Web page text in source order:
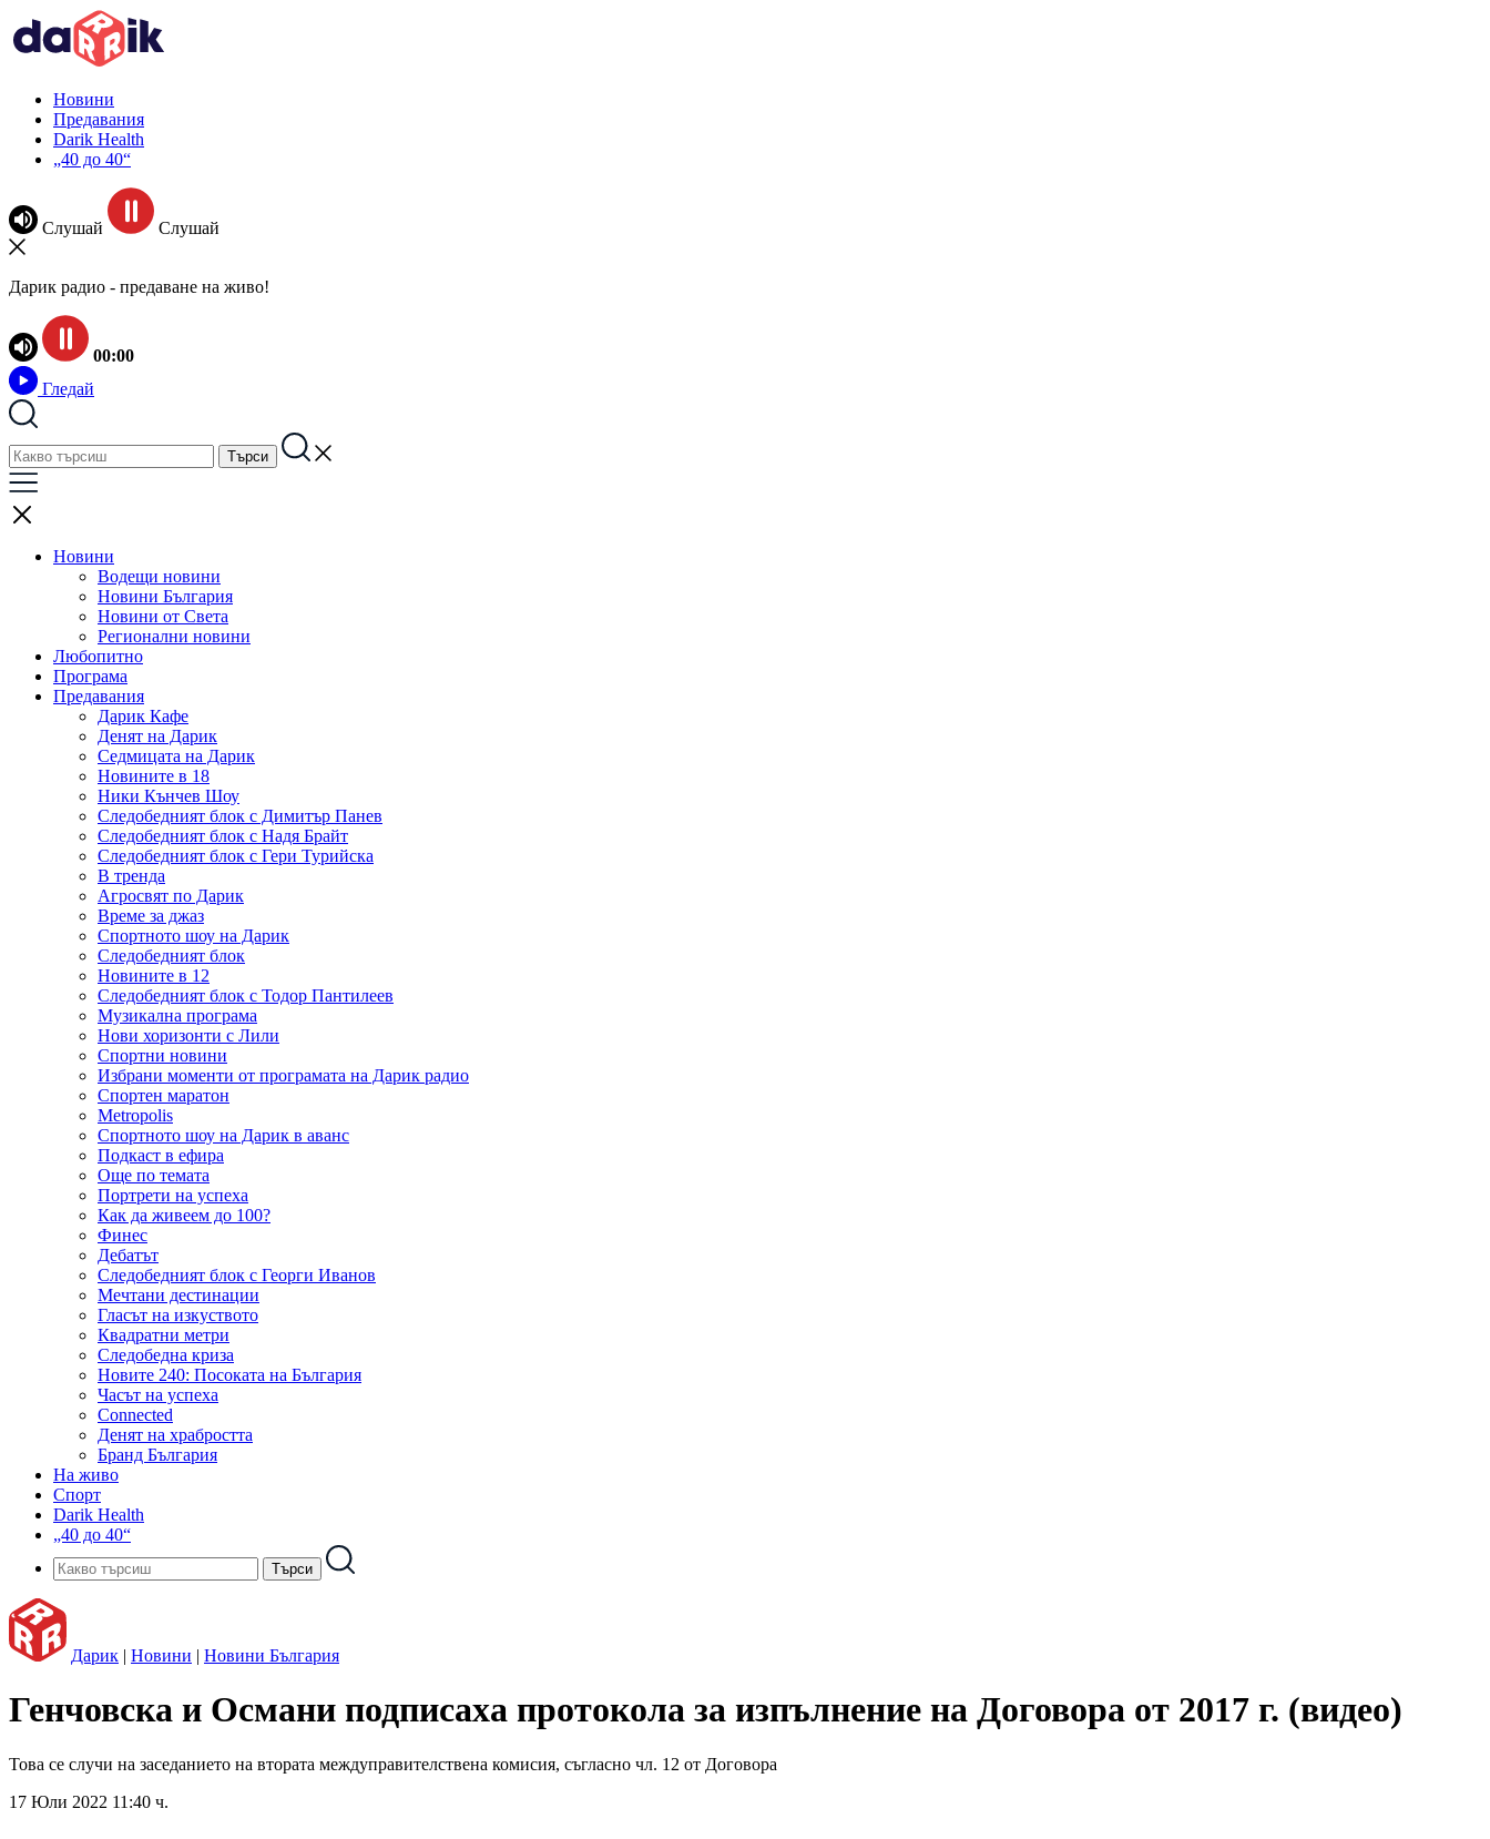
Новини
Предавания
Darik Health
„40 до 40“
Слушай Слушай
Дарик радио - предаване на живо!
00:00
Гледай
Новини
Водещи новини
Новини България
Новини от Света
Регионални новини
Любопитно
Програма
Предавания
Дарик Кафе
Денят на Дарик
Седмицата на Дарик
Новините в 18
Ники Кънчев Шоу
Следобедният блок с Димитър Панев
Следобедният блок с Надя Брайт
Следобедният блок с Гери Турийска
В тренда
Агросвят по Дарик
Време за джаз
Спортното шоу на Дарик
Следобедният блок
Новините в 12
Следобедният блок с Тодор Пантилеев
Музикална програма
Нови хоризонти с Лили
Спортни новини
Избрани моменти от програмата на Дарик радио
Спортен маратон
Metropolis
Спортното шоу на Дарик в аванс
Подкаст в ефира
Още по темата
Портрети на успеха
Как да живеем до 100?
Финес
Дебатът
Следобедният блок с Георги Иванов
Мечтани дестинации
Гласът на изкуството
Квадратни метри
Следобедна криза
Новите 240: Посоката на България
Часът на успеха
Connected
Денят на храбростта
Бранд България
На живо
Спорт
Darik Health
„40 до 40“
Дарик | Новини | Новини България
Генчовска и Османи подписаха протокола за изпълнение на Договора от 2017 г. (видео)
Това се случи на заседанието на втората междуправителствена комисия, съгласно чл. 12 от Договора
17 Юли 2022 11:40 ч.